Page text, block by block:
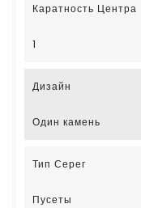
Каратность Центра
1
Дизайн
Один камень
Тип Серег
Пусеты